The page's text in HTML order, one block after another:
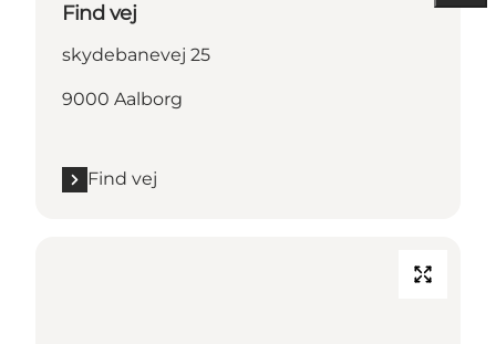
Find vej
skydebanevej 25
9000 Aalborg
Find vej